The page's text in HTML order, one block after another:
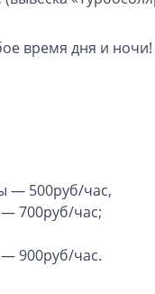
время дня и ночи!
— 500руб/час,
700руб/час;
900руб/час.